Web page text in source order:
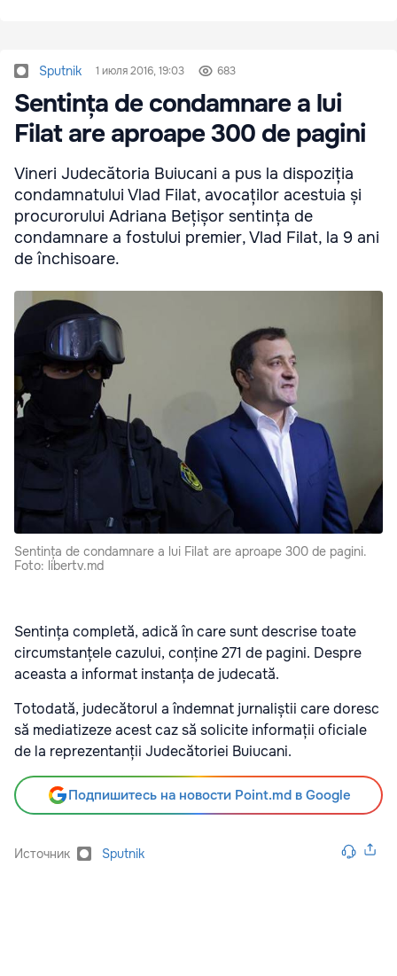
Sputnik 1 июля 2016, 19:03 683
Sentința de condamnare a lui
Filat are aproape 300 de pagini
Vineri Judecătoria Buiucani a pus la dispoziția
condamnatului Vlad Filat, avocaților acestuia și
procurorului Adriana Bețișor sentința de
condamnare a fostului premier, Vlad Filat, la 9 ani
de închisoare.
Sentința de condamnare a lui Filat are aproape 300 de pagini.
Foto: libertv.md
Sentința completă, adică în care sunt descrise toate
circumstanțele cazului, conține 271 de pagini. Despre
aceasta a informat instanța de judecată.
Totodată, judecătorul a îndemnat jurnaliștii care doresc
să mediatizeze acest caz să solicite informații oficiale
de la reprezentanții Judecătoriei Buiucani.
Подпишитесь на новости Point.md в Google
Источник Sputnik